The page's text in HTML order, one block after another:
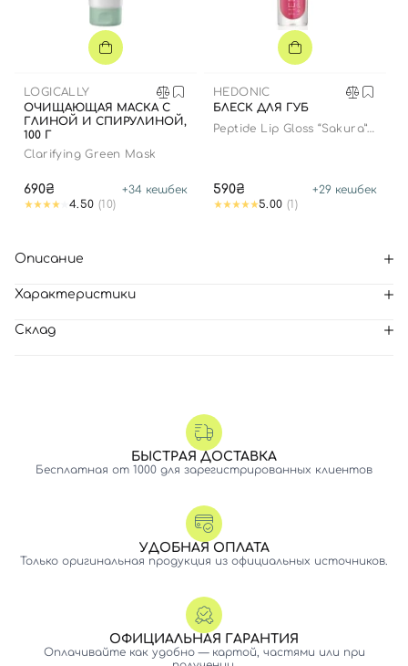
LOGICALLY
ОЧИЩАЮЩАЯ МАСКА С
ГЛИНОЙ И СПИРУЛИНОЙ,
100 Г
Clarifying Green Mask
690₴ +34 кешбек
4.50 (10)
HEDONIC
БЛЕСК ДЛЯ ГУБ
Peptide Lip Gloss “Sakura”
590₴ +29 кешбек
5.00 (1)
Описание
Характеристики
Склад
БЫСТРАЯ ДОСТАВКА
Бесплатная от 1000 для зарегистрированных клиентов
УДОБНАЯ ОПЛАТА
Только оригинальная продукция из официальных источников.
ОФИЦИАЛЬНАЯ ГАРАНТИЯ
Оплачивайте как удобно — картой, частями или при